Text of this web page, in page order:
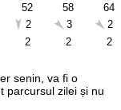
52
2
2
58
3
2
64
2
2
senin, va fi o
parcursul zilei și nu